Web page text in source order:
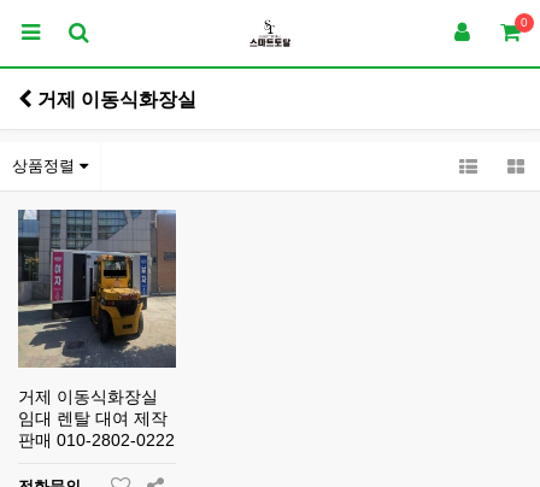
0
거제 이동식화장실
상품정렬
거제 이동식화장실
임대 렌탈 대여 제작
판매 010-2802-0222